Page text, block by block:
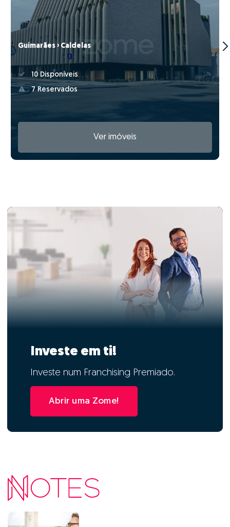
Guimarães › Caldelas
10 Disponíveis
7 Reservados
Ver imóveis
Investe em ti!
Investe num Franchising Premiado.
Abrir uma Zome!